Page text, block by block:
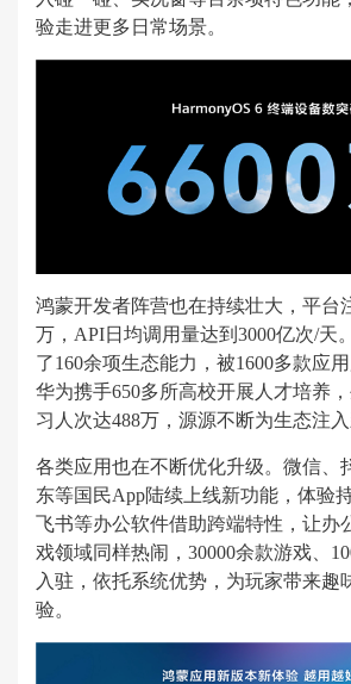
验走进更多日常场景。
鸿蒙开发者阵营也在持续壮大，平台
万，API日均调用量达到3000亿次/天
了160余项生态能力，被1600多款应
华为携手650多所高校开展人才培养
习人次达488万，源源不断为生态注入
各类应用也在不断优化升级。微信、
东等国民App陆续上线新功能，体验
飞书等办公软件借助跨端特性，让办
戏领域同样热闹，30000余款游戏、
入驻，依托系统优势，为玩家带来趣
验。